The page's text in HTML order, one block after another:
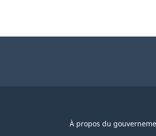
À propos du